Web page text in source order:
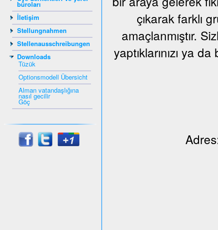
büroları
İletişim
Stellungnahmen
Stellenausschreibungen
Downloads
Tüzük
Optionsmodell Übersicht
Alman vatandaşlığına
nasıl gecilir
Göç
çıkarak farklı
amaçlanmıştır.
yaptıklarınızı ya